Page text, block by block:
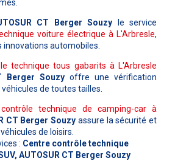
CT Berger Souzy le service
voiture électrique à L'Arbresle,
automobiles.
technique tous gabarits à L'Arbresle
Berger Souzy offre une vérification
de toutes tailles.
contrôle technique de camping-car à
CT Berger Souzy assure la sécurité et
de loisirs.
: Centre contrôle technique
AUTOSUR CT Berger Souzy